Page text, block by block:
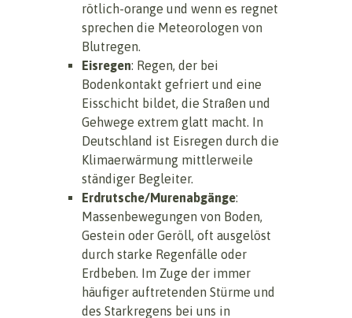
rötlich-orange und wenn es regnet
sprechen die Meteorologen von
Blutregen.
Eisregen: Regen, der bei
Bodenkontakt gefriert und eine
Eisschicht bildet, die Straßen und
Gehwege extrem glatt macht. In
Deutschland ist Eisregen durch die
Klimaerwärmung mittlerweile
ständiger Begleiter.
Erdrutsche/Murenabgänge:
Massenbewegungen von Boden,
Gestein oder Geröll, oft ausgelöst
durch starke Regenfälle oder
Erdbeben. Im Zuge der immer
häufiger auftretenden Stürme und
des Starkregens bei uns in